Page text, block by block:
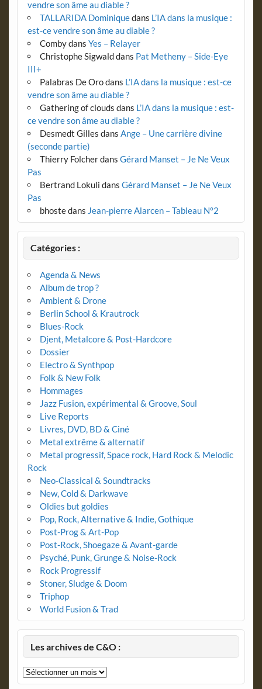
vendre son âme au diable ?
TALLARIDA Dominiquedans L’IA dans la musique :
est-ce vendre son âme au diable ?
Combydans Yes – Relayer
Christophe Sigwalddans Pat Metheny – Side-Eye
III+
Palabras De Orodans L’IA dans la musique : est-ce
vendre son âme au diable ?
Gathering of clouds dans L’IA dans la musique : est-
ce vendre son âme au diable ?
Desmedt Gilles dans Ange – Une carrière divine
(seconde partie)
Thierry Folcherdans Gérard Manset – Je Ne Veux
Pas
Bertrand Lokuli dans Gérard Manset – Je Ne Veux
Pas
bhostedans Jean-pierre Alarcen – Tableau N°2
Catégories :
Agenda & News
Album de trop ?
Ambient & Drone
Berlin School & Krautrock
Blues-Rock
Djent, Metalcore & Post-Hardcore
Dossier
Electro & Synthpop
Folk & New Folk
Hommages
Jazz Fusion, expérimental & Groove, Soul
Live Reports
Livres, DVD, BD & Ciné
Metal extrême & alternatif
Metal progressif, Space rock, Hard Rock & Melodic
Rock
Neo-Classical & Soundtracks
New, Cold & Darkwave
Oldies but goldies
Pop, Rock, Alternative & Indie, Gothique
Post-Prog & Art-Pop
Post-Rock, Shoegaze & Avant-garde
Psyché, Punk, Grunge & Noise-Rock
Rock Progressif
Stoner, Sludge & Doom
Triphop
World Fusion & Trad
Les archives de C&O :
Les
archives